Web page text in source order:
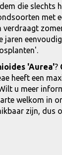
die slechts
met
verdraagt
jaren
'Aurea'?
heeft een
u meer
welkom in
zijn, dus